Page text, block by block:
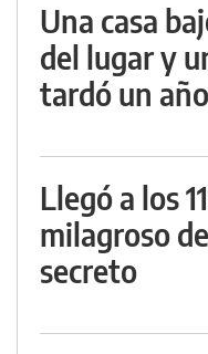
Una casa
del lugar y
tardó un
Llegó a los
milagroso
secreto